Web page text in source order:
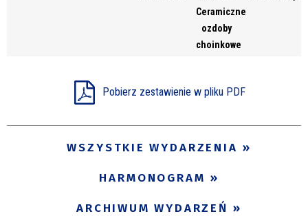
Ceramiczne
ozdoby
choinkowe
Pobierz zestawienie w pliku PDF
WSZYSTKIE WYDARZENIA
HARMONOGRAM
ARCHIWUM WYDARZEŃ